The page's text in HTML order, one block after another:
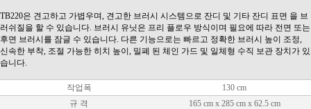
TB220은 견고하고 가볍우며, 견고한 브러시 시스템으로 잔디 및 기타 잔디 표면 을 브
러쉬질을 할 수 있습니다. 브러시 유닛은 프리 플로우 방식이며 필요에 따라 전면 또는
후면 브러시를 잠글 수 있습니다. 다른 기능으로는 빠르고 정확한 브러시 높이 조정,
신속한 부착, 조절 가능한 히치 높이, 밀폐 된 체인 가드 및 일체형 수직 보관 장치가 있
습니다.
작업폭
130 cm
규 격
165 cm x 285 cm x 62.5 cm